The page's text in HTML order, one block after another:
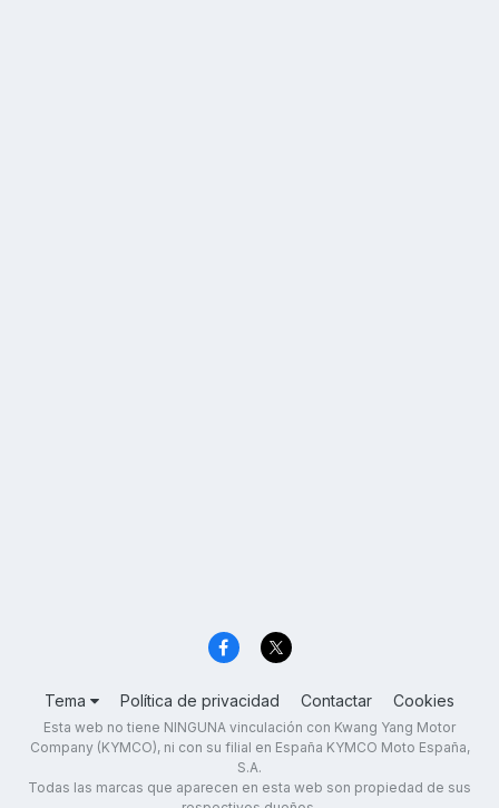
Tema Política de privacidad Contactar Cookies
Esta web no tiene NINGUNA vinculación con Kwang Yang Motor
Company (KYMCO), ni con su filial en España KYMCO Moto España,
S.A.
Todas las marcas que aparecen en esta web son propiedad de sus